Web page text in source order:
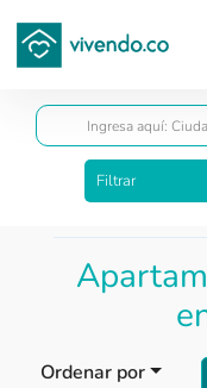
Filtrar
Ordenar por